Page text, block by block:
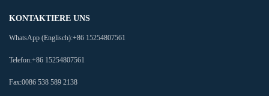
KONTAKTIERE UNS
WhatsApp (Englisch):+86 15254807561
Telefon:+86 15254807561
Fax:0086 538 589 2138